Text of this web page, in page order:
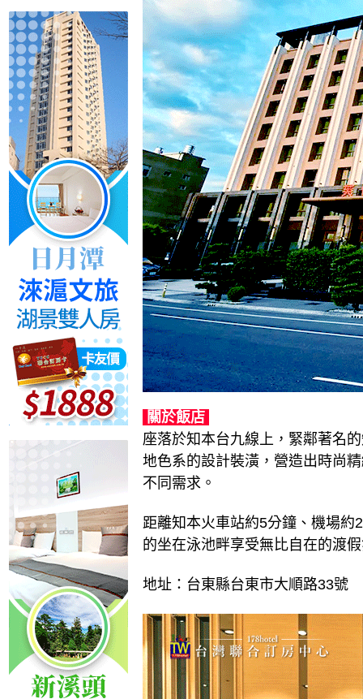
關於飯店
座落於知本台九線上，緊鄰著名
地色系的設計裝潢，營造出時尚
不同需求。
距離知本火車站約5分鐘、機場約
的坐在泳池畔享受無比自在的渡
地址：台東縣台東市大順路33號